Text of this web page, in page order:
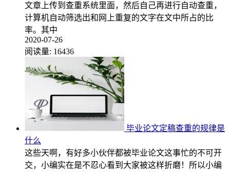
文章上传到查重系统里面，然后自己再进行自动查重，
计算机自动筛选出和网上重复的文字在文中所占的比
率。其中
2020-07-26
阅读量: 16436
毕业论文定稿查重的规律是
什么
这些天啊，有好多小伙伴都被毕业论文这事忙的不可开
交，小编实在是不忍心看到大家被这样折磨！所以小编